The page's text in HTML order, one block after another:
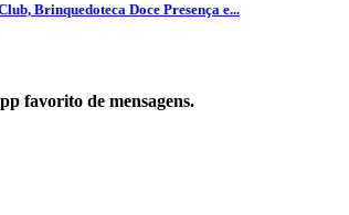
Brinquedoteca Doce Presença e...
favorito de mensagens.